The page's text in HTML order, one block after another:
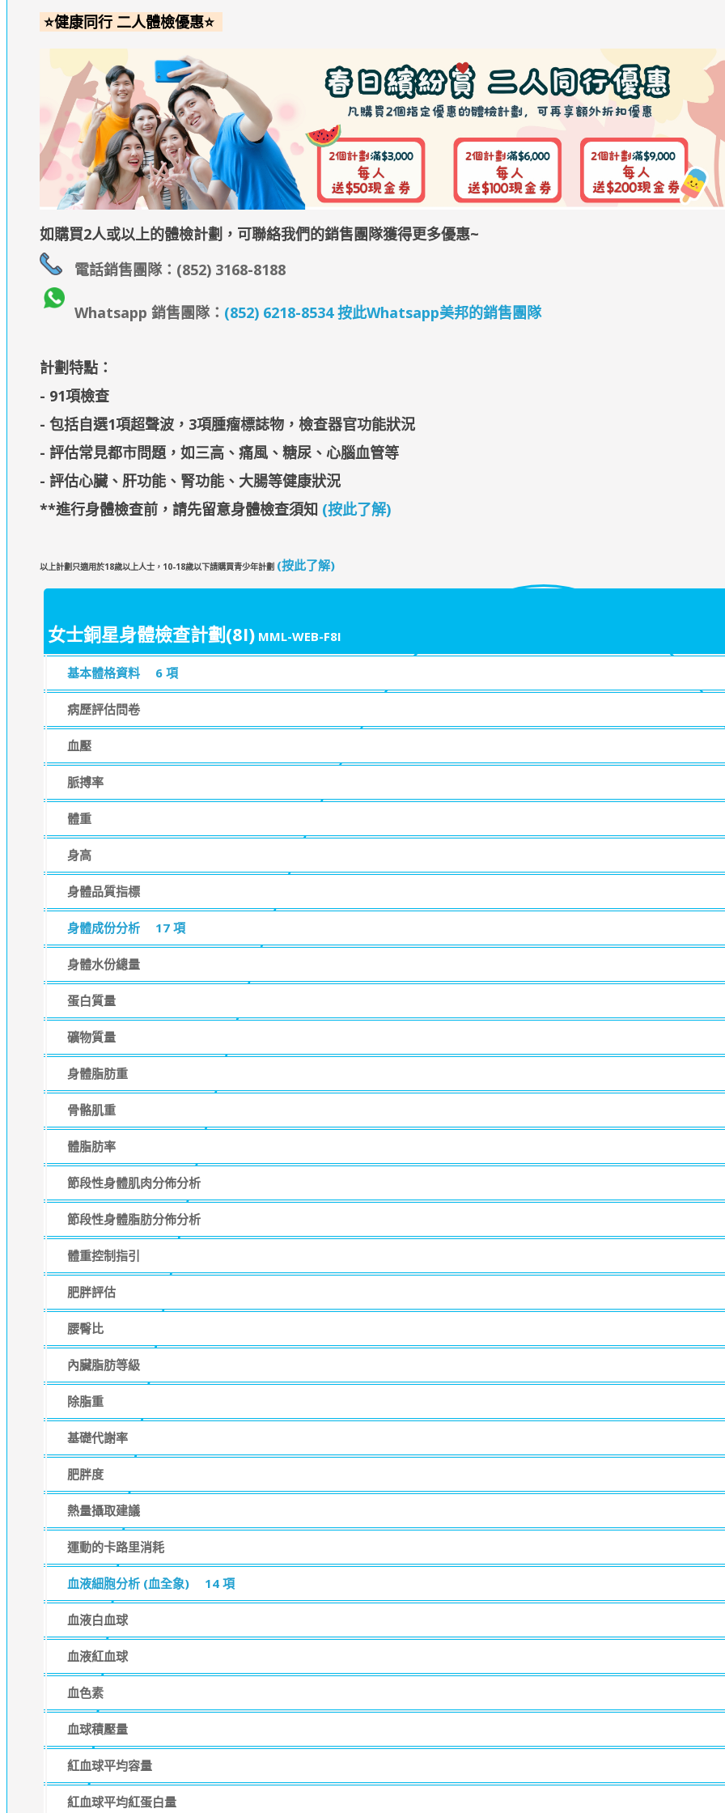
⭐健康同行 二人體檢優惠⭐
如購買2人或以上的體檢計劃，可聯絡我們的銷售團隊獲得更多優惠~
電話銷售團隊：(852) 3168-8188
Whatsapp 銷售團隊： (852) 6218-8534 按此Whatsapp美邦的銷售團隊
計劃特點：
- 91項檢查
- 包括自選1項超聲波，3項腫瘤標誌物，檢查器官功能狀況
- 評估常見都市問題，如三高、痛風、糖尿、心腦血管等
- 評估心臟、肝功能、腎功能、大腸等健康狀況
**進行身體檢查前，請先留意身體檢查須知 (按此了解)
以上計劃只適用於18歲以上人士，10-18歲以下請購買青少年計劃 (按此了解)
女士銅星身體檢查計劃(8I) MML-WEB-F8I
基本體格資料 6 項
病歷評估問卷
血壓
脈搏率
體重
身高
身體品質指標
身體成份分析 17 項
身體水份總量
蛋白質量
礦物質量
身體脂肪重
骨骼肌重
體脂肪率
節段性身體肌肉分佈分析
節段性身體脂肪分佈分析
體重控制指引
肥胖評估
腰臀比
內臟脂肪等級
除脂重
基礎代謝率
肥胖度
熱量攝取建議
運動的卡路里消耗
血液細胞分析 (血全象) 14 項
血液白血球
血液紅血球
血色素
血球積壓量
紅血球平均容量
紅血球平均紅蛋白量